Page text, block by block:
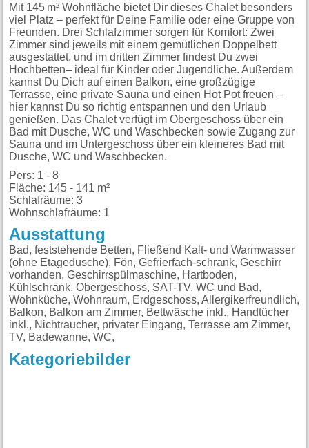
Mit 145 m² Wohnfläche bietet Dir dieses Chalet besonders
viel Platz – perfekt für Deine Familie oder eine Gruppe von
Freunden. Drei Schlafzimmer sorgen für Komfort: Zwei
Zimmer sind jeweils mit einem gemütlichen Doppelbett
ausgestattet, und im dritten Zimmer findest Du zwei
Hochbetten– ideal für Kinder oder Jugendliche. Außerdem
kannst Du Dich auf einen Balkon, eine großzügige
Terrasse, eine private Sauna und einen Hot Pot freuen –
hier kannst Du so richtig entspannen und den Urlaub
genießen. Das Chalet verfügt im Obergeschoss über ein
Bad mit Dusche, WC und Waschbecken sowie Zugang zur
Sauna und im Untergeschoss über ein kleineres Bad mit
Dusche, WC und Waschbecken.
Pers: 1 - 8
Fläche: 145 - 141 m²
Schlafräume: 3
Wohnschlafräume: 1
Ausstattung
Bad, feststehende Betten, Fließend Kalt- und Warmwasser
(ohne Etagedusche), Fön, Gefrierfach-schrank, Geschirr
vorhanden, Geschirrspülmaschine, Hartboden,
Kühlschrank, Obergeschoss, SAT-TV, WC und Bad,
Wohnküche, Wohnraum, Erdgeschoss, Allergikerfreundlich,
Balkon, Balkon am Zimmer, Bettwäsche inkl., Handtücher
inkl., Nichtraucher, privater Eingang, Terrasse am Zimmer,
TV, Badewanne, WC,
Kategoriebilder